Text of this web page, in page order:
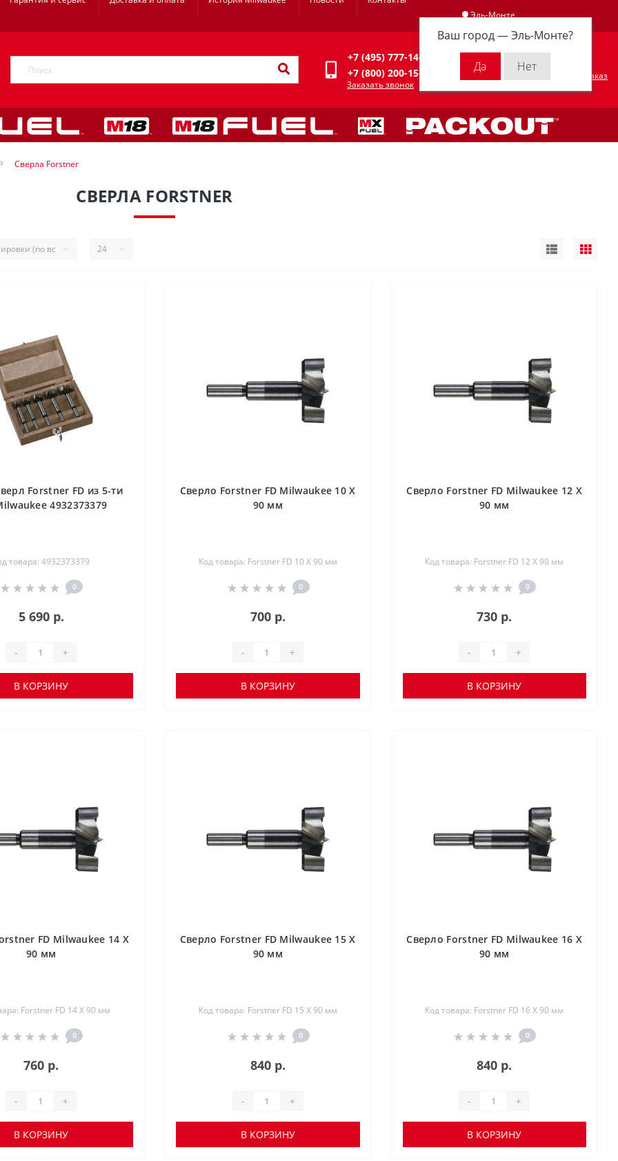
Эль-Монте
Ваш город —Эль-Монте?
Личный кабинет
+7 (495) 777-14-94
+7 (800) 200-15-94
Заказать звонок
Оформить заказ
Сверла Forstner
СВЕРЛА FORSTNER
Forstner FD из 5-ти
4932373379
товара: 4932373379
0
5 690 р.
- +
В КОРЗИНУ
Сверло Forstner FD Milwaukee 10 X
90 мм
Код товара: Forstner FD 10 X 90 мм
0
700 р.
- +
В КОРЗИНУ
Сверло Forstner FD Milwaukee 12 X
90 мм
Код товара: Forstner FD 12 X 90 мм
0
730 р.
- +
В КОРЗИНУ
FD Milwaukee 14 X
90 мм
Forstner FD 14 X 90 мм
0
760 р.
- +
В КОРЗИНУ
Сверло Forstner FD Milwaukee 15 X
90 мм
Код товара: Forstner FD 15 X 90 мм
0
840 р.
- +
В КОРЗИНУ
Сверло Forstner FD Milwaukee 16 X
90 мм
Код товара: Forstner FD 16 X 90 мм
0
840 р.
- +
В КОРЗИНУ